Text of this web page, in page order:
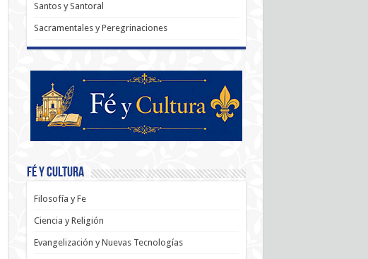
Santos y Santoral
Sacramentales y Peregrinaciones
Fé y Cultura
Filosofía y Fe
Ciencia y Religión
Evangelización y Nuevas Tecnologías